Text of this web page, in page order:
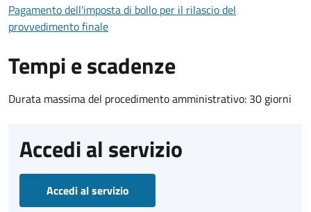
Pagamento dell'imposta di bollo per il rilascio del
provvedimento finale
Tempi e scadenze
Durata massima del procedimento amministrativo: 30 giorni
Accedi al servizio
Accedi al servizio